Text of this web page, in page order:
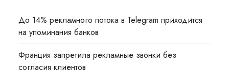
До 14% рекламного потока в Telegram приходится
на упоминания банков
Франция запретила рекламные звонки без
согласия клиентов